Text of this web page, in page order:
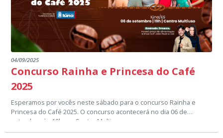
04/09/2025
Concurso Rainha e Princesa do Café
2025
Esperamos por vocês neste sábado para o concurso Rainha e
Princesa do Café 2025. O concurso acontecerá no dia 06 de
setembro, às 19h, no Centro Multiuso.